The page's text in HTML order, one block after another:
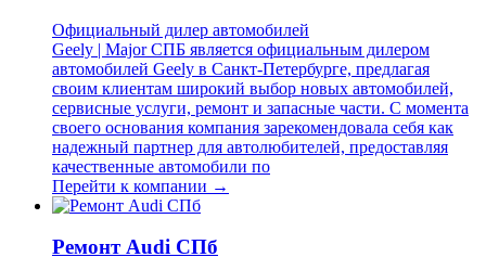
Официальный дилер автомобилей
Geely | Major СПБ является официальным дилером
автомобилей Geely в Санкт-Петербурге, предлагая
своим клиентам широкий выбор новых автомобилей,
сервисные услуги, ремонт и запасные части. С момента
своего основания компания зарекомендовала себя как
надежный партнер для автолюбителей, предоставляя
качественные автомобили по
Перейти к компании →
Ремонт Audi СПб